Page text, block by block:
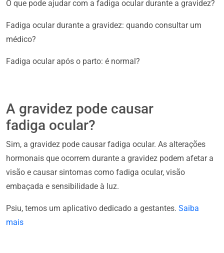
O que pode ajudar com a fadiga ocular durante a gravidez?
Fadiga ocular durante a gravidez: quando consultar um
médico?
Fadiga ocular após o parto: é normal?
A gravidez pode causar
fadiga ocular?
Sim, a gravidez pode causar fadiga ocular. As alterações
hormonais que ocorrem durante a gravidez podem afetar a
visão e causar sintomas como fadiga ocular, visão
embaçada e sensibilidade à luz.
Psiu, temos um aplicativo dedicado a gestantes. Saiba
mais